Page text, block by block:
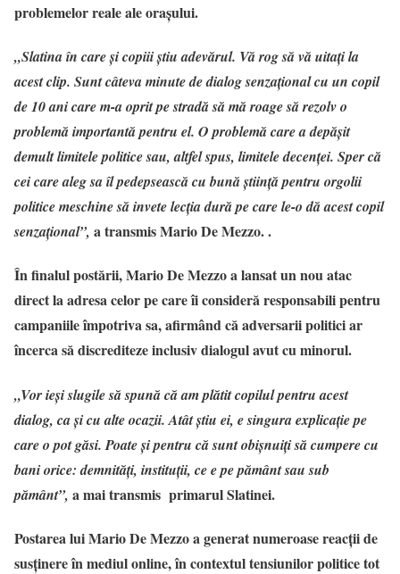
problemelor reale ale orașului.
„Slatina în care și copiii știu adevărul. Vă rog să vă uitați la
acest clip. Sunt câteva minute de dialog senzațional cu un copil
de 10 ani care m-a oprit pe stradă să mă roage să rezolv o
problemă importantă pentru el. O problemă care a depășit
demult limitele politice sau, altfel spus, limitele decenței. Sper că
cei care aleg sa îl pedepsească cu bună știință pentru orgolii
politice meschine să invete lecția dură pe care le-o dă acest copil
senzațional”, a transmis Mario De Mezzo. .
În finalul postării, Mario De Mezzo a lansat un nou atac
direct la adresa celor pe care îi consideră responsabili pentru
campaniile împotriva sa, afirmând că adversarii politici ar
încerca să discrediteze inclusiv dialogul avut cu minorul.
„Vor ieși slugile să spună că am plătit copilul pentru acest
dialog, ca și cu alte ocazii. Atât știu ei, e singura explicație pe
care o pot găsi. Poate și pentru că sunt obișnuiți să cumpere cu
bani orice: demnități, instituții, ce e pe pământ sau sub
pământ”, a mai transmis primarul Slatinei.
Postarea lui Mario De Mezzo a generat numeroase reacții de
susținere în mediul online, în contextul tensiunilor politice tot